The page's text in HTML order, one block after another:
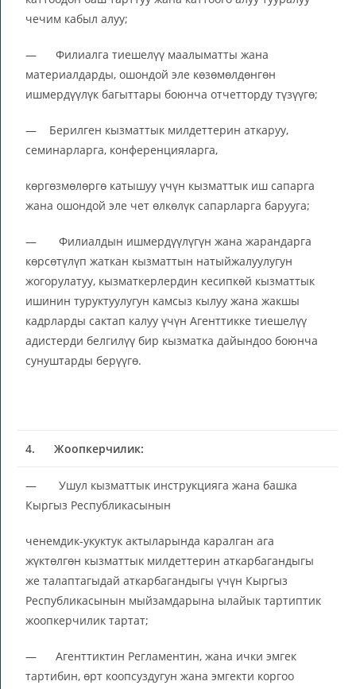
чечим кабыл алуу;
— Филиалга тиешелүү маалыматты жана
материалдарды, ошондой эле көзөмөлдөнгөн
ишмердүүлүк багыттары боюнча отчетторду түзүүгө;
— Берилген кызматтык милдеттерин аткаруу,
семинарларга, конференцияларга,
көргөзмөлөргө катышуу үчүн кызматтык иш сапарга
жана ошондой эле чет өлкөлүк сапарларга барууга;
— Филиалдын ишмердүүлүгүн жана жарандарга
көрсөтүлүп жаткан кызматтын натыйжалуулугун
жогорулатуу, кызматкерлердин кесипкөй кызматтык
ишинин туруктуулугун камсыз кылуу жана жакшы
кадрларды сактап калуу үчүн Агенттикке тиешелүү
адистерди белгилүү бир кызматка дайындоо боюнча
сунуштарды берүүгө.
4.Жоопкерчилик:
— Ушул кызматтык инструкцияга жана башка
Кыргыз Республикасынын
ченемдик-укуктук актыларында каралган ага
жүктөлгөн кызматтык милдеттерин аткарбагандыгы
же талаптагыдай аткарбагандыгы үчүн Кыргыз
Республикасынын мыйзамдарына ылайык тартиптик
жоопкерчилик тартат;
— Агенттиктин Регламентин, жана ички эмгек
тартибин, өрт коопсуздугун жана эмгекти коргоо